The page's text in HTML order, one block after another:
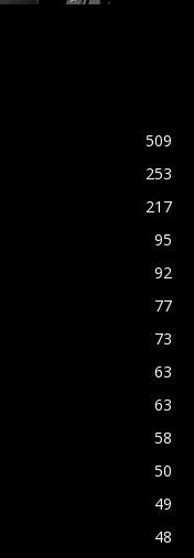
509
253
217
95
92
77
73
63
63
58
50
49
48